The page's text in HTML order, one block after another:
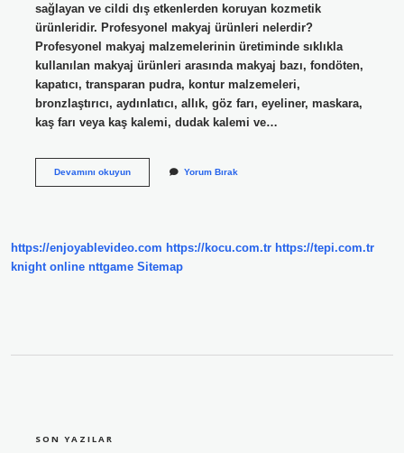
sağlayan ve cildi dış etkenlerden koruyan kozmetik
ürünleridir. Profesyonel makyaj ürünleri nelerdir?
Profesyonel makyaj malzemelerinin üretiminde sıklıkla
kullanılan makyaj ürünleri arasında makyaj bazı, fondöten,
kapatıcı, transparan pudra, kontur malzemeleri,
bronzlaştırıcı, aydınlatıcı, allık, göz farı, eyeliner, maskara,
kaş farı veya kaş kalemi, dudak kalemi ve…
Devamını okuyunMakyaj
Yorum Bırak
https://enjoyablevideo.com https://kocu.com.tr https://tepi.com.tr
knight online nttgame Sitemap
SON YAZILAR